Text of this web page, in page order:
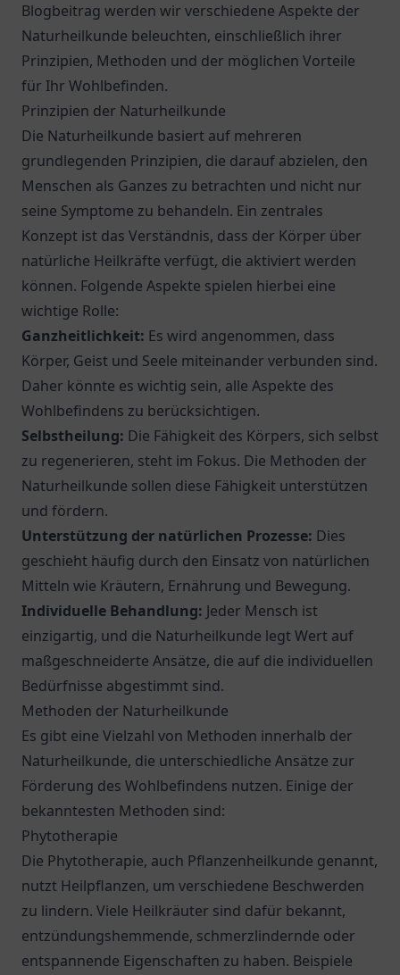
Blogbeitrag werden wir verschiedene Aspekte der
Naturheilkunde beleuchten, einschließlich ihrer
Prinzipien, Methoden und der möglichen Vorteile
für Ihr Wohlbefinden.
Prinzipien der Naturheilkunde
Die Naturheilkunde basiert auf mehreren
grundlegenden Prinzipien, die darauf abzielen, den
Menschen als Ganzes zu betrachten und nicht nur
seine Symptome zu behandeln. Ein zentrales
Konzept ist das Verständnis, dass der Körper über
natürliche Heilkräfte verfügt, die aktiviert werden
können. Folgende Aspekte spielen hierbei eine
wichtige Rolle:
Ganzheitlichkeit: Es wird angenommen, dass
Körper, Geist und Seele miteinander verbunden sind.
Daher könnte es wichtig sein, alle Aspekte des
Wohlbefindens zu berücksichtigen.
Selbstheilung: Die Fähigkeit des Körpers, sich selbst
zu regenerieren, steht im Fokus. Die Methoden der
Naturheilkunde sollen diese Fähigkeit unterstützen
und fördern.
Unterstützung der natürlichen Prozesse: Dies
geschieht häufig durch den Einsatz von natürlichen
Mitteln wie Kräutern, Ernährung und Bewegung.
Individuelle Behandlung: Jeder Mensch ist
einzigartig, und die Naturheilkunde legt Wert auf
maßgeschneiderte Ansätze, die auf die individuellen
Bedürfnisse abgestimmt sind.
Methoden der Naturheilkunde
Es gibt eine Vielzahl von Methoden innerhalb der
Naturheilkunde, die unterschiedliche Ansätze zur
Förderung des Wohlbefindens nutzen. Einige der
bekanntesten Methoden sind:
Phytotherapie
Die Phytotherapie, auch Pflanzenheilkunde genannt,
nutzt Heilpflanzen, um verschiedene Beschwerden
zu lindern. Viele Heilkräuter sind dafür bekannt,
entzündungshemmende, schmerzlindernde oder
entspannende Eigenschaften zu haben. Beispiele